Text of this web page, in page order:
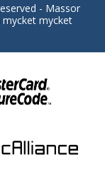
- Massor
mycket mycket